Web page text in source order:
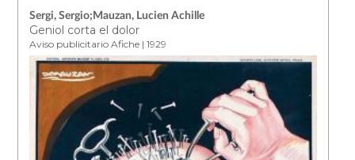
Sergi, Sergio;Mauzan, Lucien Achille
Geniol corta el dolor
Aviso publicitario Afiche | 1929